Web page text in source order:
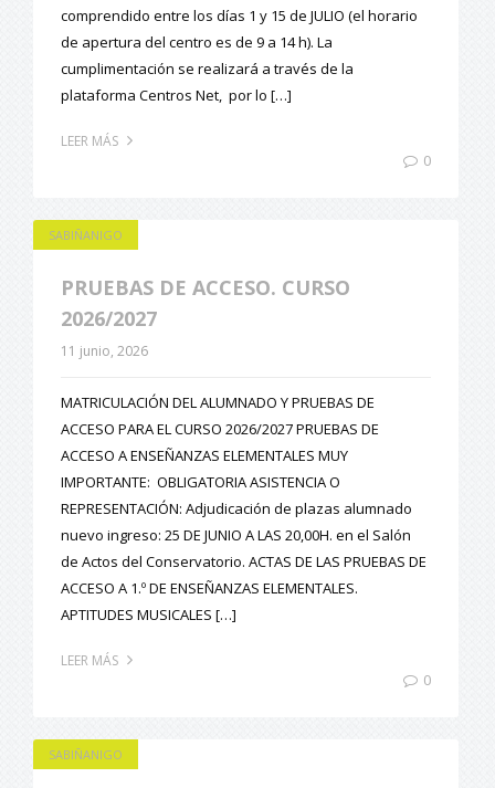
comprendido entre los días 1 y 15 de JULIO (el horario
de apertura del centro es de 9 a 14 h). La
cumplimentación se realizará a través de la
plataforma Centros Net, por lo […]
LEER MÁS
0
SABIÑANIGO
PRUEBAS DE ACCESO. CURSO
2026/2027
11 junio, 2026
MATRICULACIÓN DEL ALUMNADO Y PRUEBAS DE
ACCESO PARA EL CURSO 2026/2027 PRUEBAS DE
ACCESO A ENSEÑANZAS ELEMENTALES MUY
IMPORTANTE: OBLIGATORIA ASISTENCIA O
REPRESENTACIÓN: Adjudicación de plazas alumnado
nuevo ingreso: 25 DE JUNIO A LAS 20,00H. en el Salón
de Actos del Conservatorio. ACTAS DE LAS PRUEBAS DE
ACCESO A 1.º DE ENSEÑANZAS ELEMENTALES.
APTITUDES MUSICALES […]
LEER MÁS
0
SABIÑANIGO